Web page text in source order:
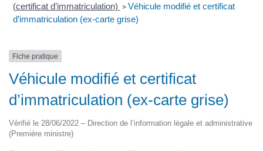
(certificat d’immatriculation) > Véhicule modifié et certificat
d’immatriculation (ex-carte grise)
Fiche pratique
Véhicule modifié et certificat
d’immatriculation (ex-carte grise)
Vérifié le 28/06/2022 – Direction de l’information légale et administrative
(Première ministre)